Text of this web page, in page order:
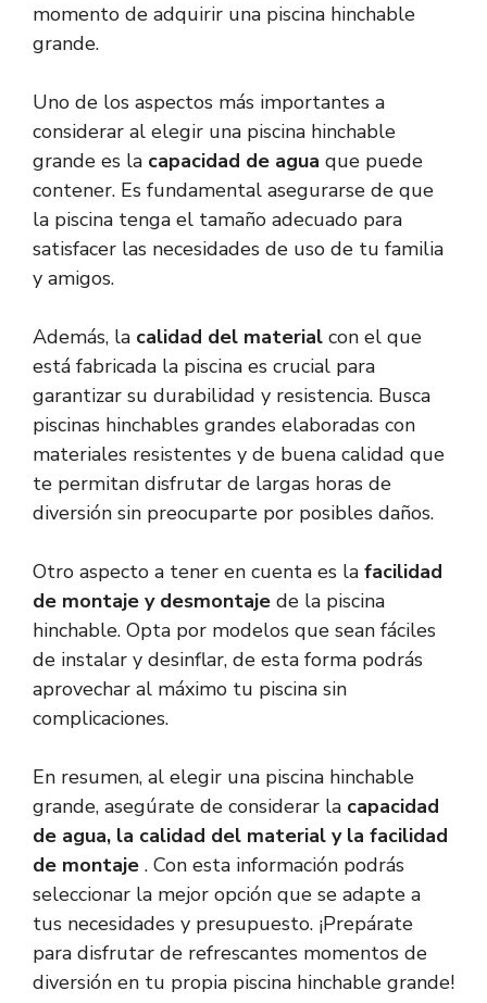
momento de adquirir una piscina hinchable
grande.
Uno de los aspectos más importantes a
considerar al elegir una piscina hinchable
grande es la capacidad de agua que puede
contener. Es fundamental asegurarse de que
la piscina tenga el tamaño adecuado para
satisfacer las necesidades de uso de tu familia
y amigos.
Además, la calidad del material con el que
está fabricada la piscina es crucial para
garantizar su durabilidad y resistencia. Busca
piscinas hinchables grandes elaboradas con
materiales resistentes y de buena calidad que
te permitan disfrutar de largas horas de
diversión sin preocuparte por posibles daños.
Otro aspecto a tener en cuenta es la facilidad
de montaje y desmontaje de la piscina
hinchable. Opta por modelos que sean fáciles
de instalar y desinflar, de esta forma podrás
aprovechar al máximo tu piscina sin
complicaciones.
En resumen, al elegir una piscina hinchable
grande, asegúrate de considerar la capacidad
de agua, la calidad del material y la facilidad
de montaje . Con esta información podrás
seleccionar la mejor opción que se adapte a
tus necesidades y presupuesto. ¡Prepárate
para disfrutar de refrescantes momentos de
diversión en tu propia piscina hinchable grande!